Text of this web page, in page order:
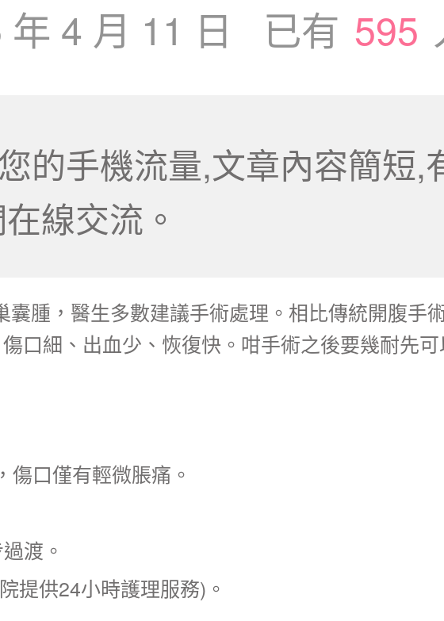
年 4 月 11 日 已有 595
的手機流量,文章內容簡短,
線交流。
腫，醫生多數建議手術處理。相比傳統開腹手
口細、出血少、恢復快。咁手術之後要幾耐先
口僅有輕微脹痛。
渡。
提供24小時護理服務)。